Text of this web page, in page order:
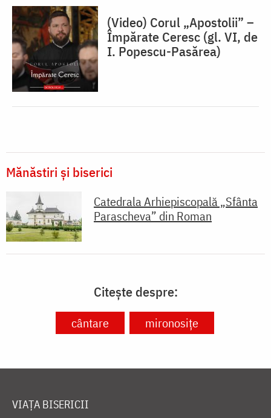
(Video) Corul „Apostolii” –
⁠Împărate Ceresc (gl. VI, de
I. Popescu-Pasărea)
Mănăstiri și biserici
Catedrala Arhiepiscopală „Sfânta
Parascheva” din Roman
Citește despre:
cântare mironosițe
VIAȚA BISERICII